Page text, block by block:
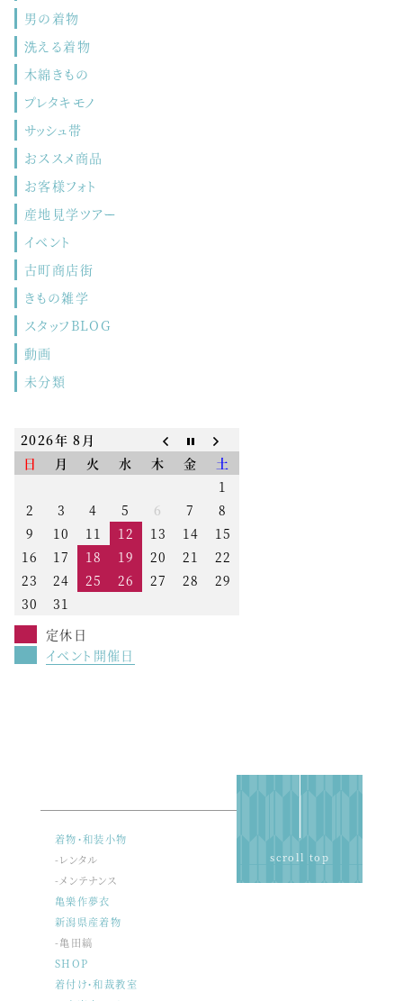
男の着物
洗える着物
木綿きもの
プレタキモノ
サッシュ帯
おススメ商品
お客様フォト
産地見学ツアー
イベント
古町商店街
きもの雑学
スタッフBLOG
動画
未分類
2026年 8月
日
月 火 水 木 金
土
1
2
3 4 5 6 7
8
9
10 11 12 13 14
15
16
17 18 19 20 21
22
23
24 25 26 27 28
29
30
31
定休日
イベント開催日
scroll top
着物・和装小物
-レンタル
-メンテナンス
亀樂作夢衣
新潟県産着物
-亀田縞
SHOP
着付け・和裁教室